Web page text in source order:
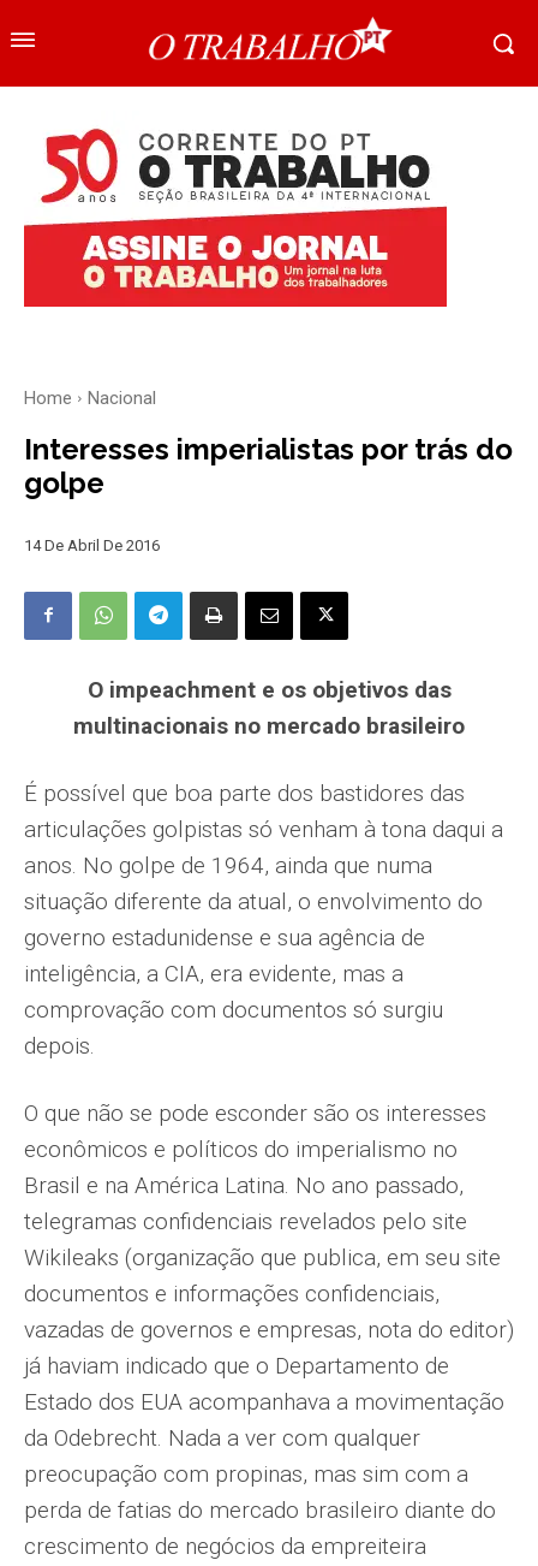
Home Nacional
Interesses imperialistas por trás do
golpe
14 De Abril De 2016
O impeachment e os objetivos das
multinacionais no mercado brasileiro
É possível que boa parte dos bastidores das
articulações golpistas só venham à tona daqui a
anos. No golpe de 1964, ainda que numa
situação diferente da atual, o envolvimento do
governo estadunidense e sua agência de
inteligência, a CIA, era evidente, mas a
comprovação com documentos só surgiu
depois.
O que não se pode esconder são os interesses
econômicos e políticos do imperialismo no
Brasil e na América Latina. No ano passado,
telegramas confidenciais revelados pelo site
Wikileaks (organização que publica, em seu site
documentos e informações confidenciais,
vazadas de governos e empresas, nota do editor)
já haviam indicado que o Departamento de
Estado dos EUA acompanhava a movimentação
da Odebrecht. Nada a ver com qualquer
preocupação com propinas, mas sim com a
perda de fatias do mercado brasileiro diante do
crescimento de negócios da empreiteira